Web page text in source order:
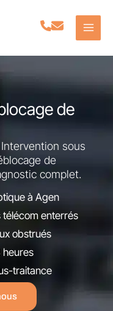
de
sous
de
complet.
à Agen
enterrés
obstrués
heures
traitance